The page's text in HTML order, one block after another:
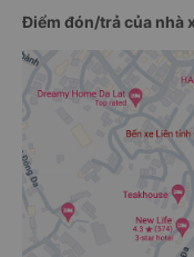
Điểm đón/trả của nhà